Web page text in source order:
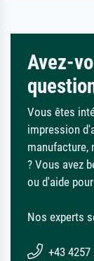
Avez-
Vous êtes
impression
manufacture,
? Vous avez
ou d'aide
Nos experts
+43 4257